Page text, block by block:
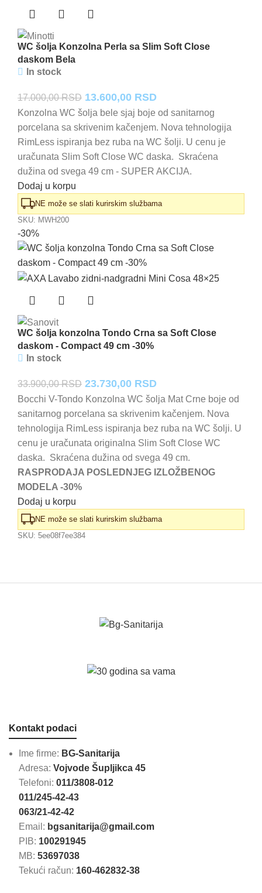
WC šolja Konzolna Perla sa Slim Soft Close
daskom Bela
In stock
17.000,00RSD Originalna
cena
je
bila:
17.000,00 RSD.
13.600,00 RSDTrenutna
cena
je:
13.600,00 RSD.
Konzolna WC šolja bele sjaj boje od sanitarnog
porcelana sa skrivenim kačenjem. Nova tehnologija
RimLess ispiranja bez ruba na WC šolji. U cenu je
uračunata Slim Soft Close WC daska. Skraćena
dužina od svega 49 cm - SUPER AKCIJA.
Dodaj u korpu
NE može se slati kurirskim službama
SKU: MWH200
-30%
WC šolja konzolna Tondo Crna sa Soft Close
daskom - Compact 49 cm -30%
In stock
33.900,00RSD Originalna
cena
je
bila:
33.900,00 RSD.
23.730,00 RSDTrenutna
cena
je:
23.730,00 RSD.
Bocchi V-Tondo Konzolna WC šolja Mat Crne boje od
sanitarnog porcelana sa skrivenim kačenjem. Nova
tehnologija RimLess ispiranja bez ruba na WC šolji. U
cenu je uračunata originalna Slim Soft Close WC
daska. Skraćena dužina od svega 49 cm.
RASPRODAJA POSLEDNJEG IZLOŽBENOG
MODELA -30%
Dodaj u korpu
NE može se slati kurirskim službama
SKU: 5ee08f7ee384
Kontakt podaci
Ime firme: BG-Sanitarija
Adresa: Vojvode Šupljikca 45
Telefoni: 011/3808-012
011/245-42-43
063/21-42-42
Email: bgsanitarija@gmail.com
PIB: 100291945
MB: 53697038
Tekući račun: 160-462832-38